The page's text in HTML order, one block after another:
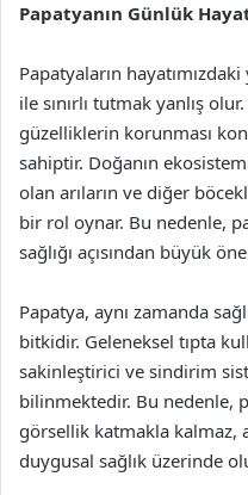
Papatyanın Günlük
Papatyaların
ile sınırlı tutmak yanlış
güzelliklerin korunması
sahiptir. Doğanın
olan arıların ve diğer
bir rol oynar. Bu nedenle,
sağlığı açısından büyük
Papatya, aynı zamanda
bitkidir. Geleneksel tıpta
sakinleştirici ve sindirim
bilinmektedir. Bu nedenle,
görsellik katmakla kalmaz,
duygusal sağlık üzerinde